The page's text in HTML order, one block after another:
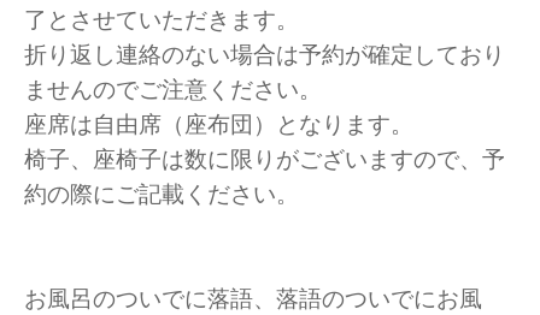
了とさせていただきます。
折り返し連絡のない場合は予約が確定しており
ませんのでご注意ください。
座席は自由席（座布団）となります。
椅子、座椅子は数に限りがございますので、予
約の際にご記載ください。
お風呂のついでに落語、落語のついでにお風